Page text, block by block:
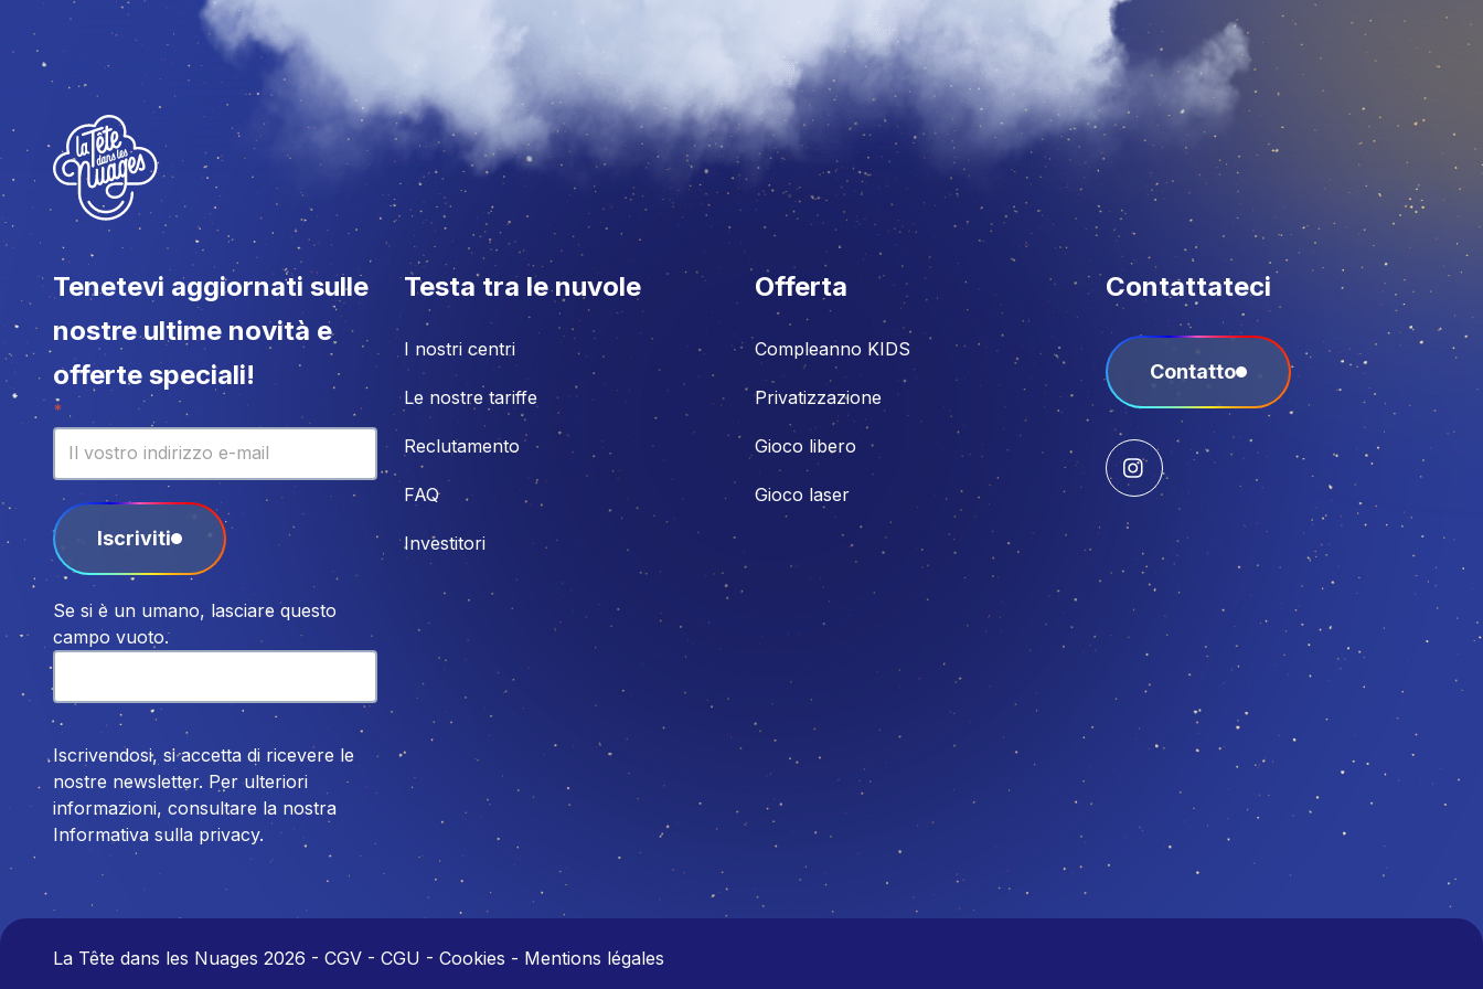
Tenetevi aggiornati sulle
nostre ultime novità e
offerte speciali!
Newsletter
*
Iscriviti
Se si è un umano, lasciare questo
campo vuoto.
Iscrivendosi, si accetta di ricevere le
nostre newsletter. Per ulteriori
informazioni, consultare la nostra
Informativa sulla privacy.
Testa tra le nuvole
I nostri centri
Le nostre tariffe
Reclutamento
FAQ
Investitori
Offerta
Compleanno KIDS
Privatizzazione
Gioco libero
Gioco laser
Contattateci
Contatto
La Tête dans les Nuages 2026 - CGV - CGU - Cookies - Mentions légales